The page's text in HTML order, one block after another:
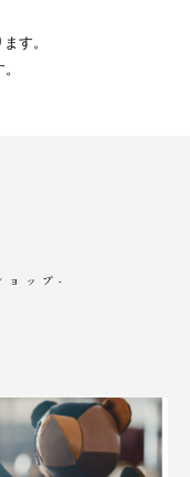
す。
ョップ-